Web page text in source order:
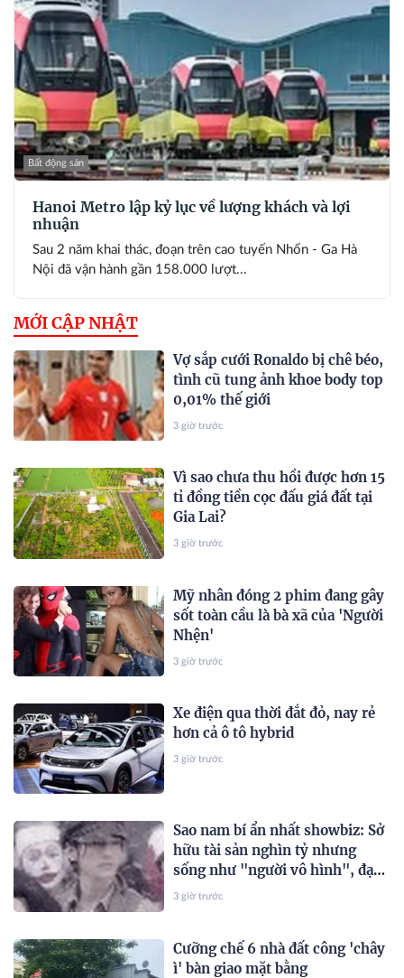
Bất động sản
Hanoi Metro lập kỷ lục về lượng khách và lợi
nhuận
Sau 2 năm khai thác, đoạn trên cao tuyến Nhổn - Ga Hà
Nội đã vận hành gần 158.000 lượt...
MỚI CẬP NHẬT
Vợ sắp cưới Ronaldo bị chê béo,
tình cũ tung ảnh khoe body top
0,01% thế giới
3 giờ trước
Vì sao chưa thu hồi được hơn 15
tỉ đồng tiền cọc đấu giá đất tại
Gia Lai?
3 giờ trước
Mỹ nhân đóng 2 phim đang gây
sốt toàn cầu là bà xã của 'Người
Nhện'
3 giờ trước
Xe điện qua thời đắt đỏ, nay rẻ
hơn cả ô tô hybrid
3 giờ trước
Sao nam bí ẩn nhất showbiz: Sở
hữu tài sản nghìn tỷ nhưng
sống như "người vô hình", đạo
diễn phải năn nỉ mới chịu đóng
3 giờ trước
Cưỡng chế 6 nhà đất công 'chây
ì' bàn giao mặt bằng